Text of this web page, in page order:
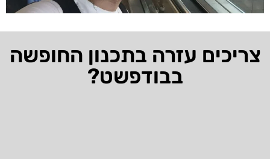
צריכים עזרה בתכנון החופשה
בבודפשט?